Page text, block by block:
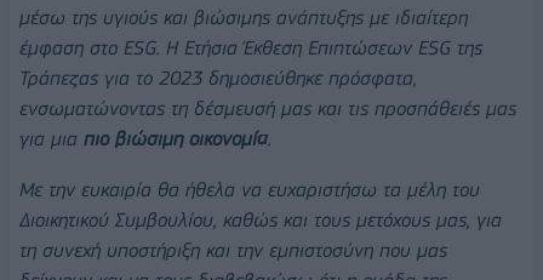
μέσω της υγιούς και βιώσιμης ανάπτυξης με ιδιαίτερη
έμφαση στο ESG. Η Ετήσια Έκθεση Επιπτώσεων ESG της
Τράπεζας για το 2023 δημοσιεύθηκε πρόσφατα,
ενσωματώνοντας τη δέσμευσή μας και τις προσπάθειές μας
για μια πιο βιώσιμη οικονομία.
Με την ευκαιρία θα ήθελα να ευχαριστήσω τα μέλη του
Διοικητικού Συμβουλίου, καθώς και τους μετόχους μας, για
τη συνεχή υποστήριξη και την εμπιστοσύνη που μας